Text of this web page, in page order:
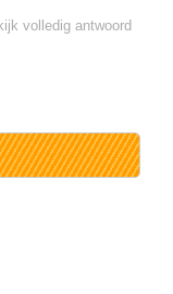
volledig antwoord